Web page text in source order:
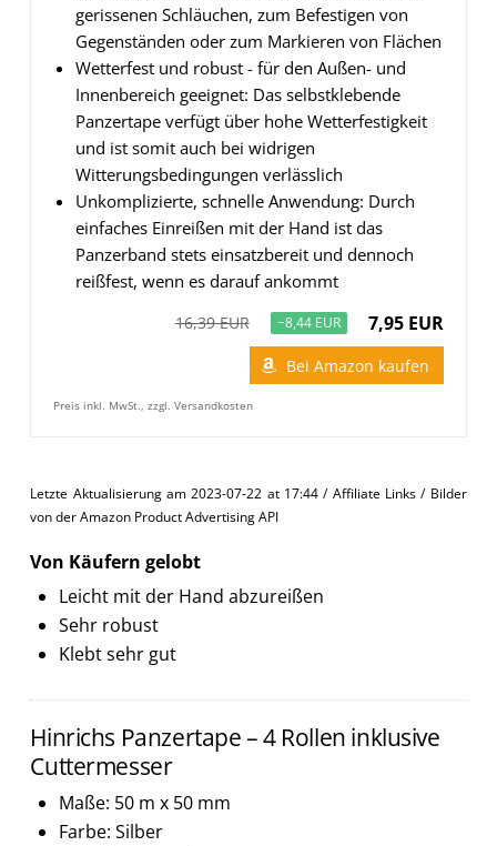
gerissenen Schläuchen, zum Befestigen von
Gegenständen oder zum Markieren von Flächen
Wetterfest und robust - für den Außen- und
Innenbereich geeignet: Das selbstklebende
Panzertape verfügt über hohe Wetterfestigkeit
und ist somit auch bei widrigen
Witterungsbedingungen verlässlich
Unkomplizierte, schnelle Anwendung: Durch
einfaches Einreißen mit der Hand ist das
Panzerband stets einsatzbereit und dennoch
reißfest, wenn es darauf ankommt
16,39 EUR −8,44 EUR 7,95 EUR
Bei Amazon kaufen
Preis inkl. MwSt., zzgl. Versandkosten
Letzte Aktualisierung am 2023-07-22 at 17:44 / Affiliate Links / Bilder
von der Amazon Product Advertising API
Von Käufern gelobt
Leicht mit der Hand abzureißen
Sehr robust
Klebt sehr gut
Hinrichs Panzertape – 4 Rollen inklusive
Cuttermesser
Maße: 50 m x 50 mm
Farbe: Silber